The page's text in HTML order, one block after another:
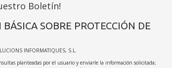
Boletín!
SOBRE PROTECCIÓN DE
INFORMATIQUES, S.L.
planteadas por el usuario y enviarle la información solicitada;